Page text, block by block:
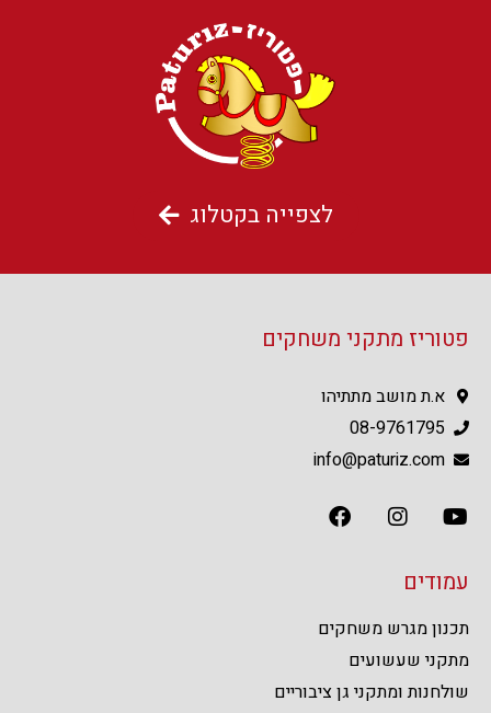
לצפייה בקטלוג
פטוריז מתקני משחקים
א.ת מושב מתתיהו
08-9761795
info@paturiz.com
עמודים
תכנון מגרש משחקים
מתקני שעשועים
שולחנות ומתקני גן ציבוריים